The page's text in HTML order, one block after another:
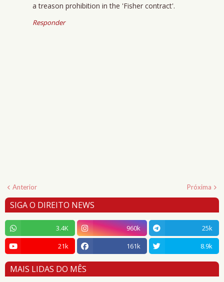
a treason prohibition in the 'Fisher contract'.
Responder
Anterior Próxima
SIGA O DIREITO NEWS
3.4K 960k
25k
21k
161k 8.9k
MAIS LIDAS DO MÊS